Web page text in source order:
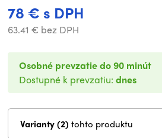
78 € s DPH
63.41 € bez DPH
Osobné prevzatie do 90 minút
Dostupné k prevzatiu: dnes
Varianty (2) tohto produktu